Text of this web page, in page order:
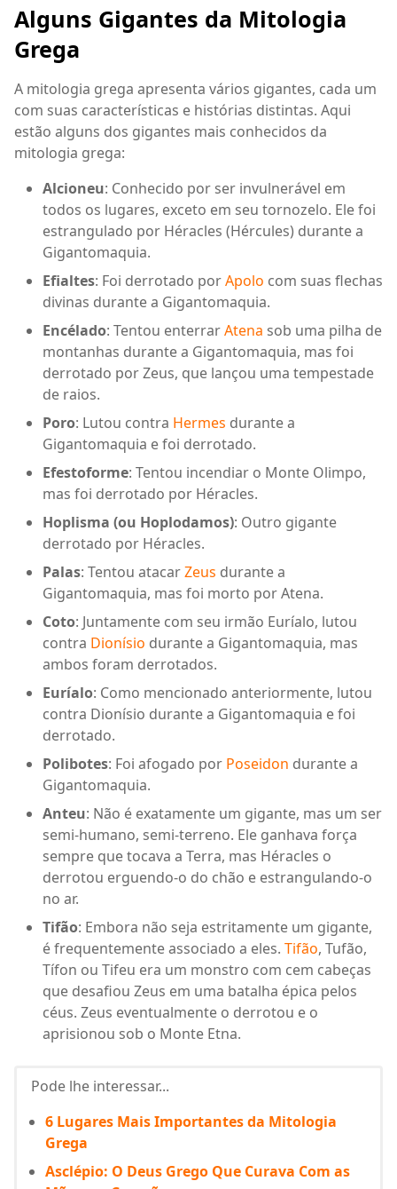
Alguns Gigantes da Mitologia
Grega
A mitologia grega apresenta vários gigantes, cada um
com suas características e histórias distintas. Aqui
estão alguns dos gigantes mais conhecidos da
mitologia grega:
Alcioneu: Conhecido por ser invulnerável em
todos os lugares, exceto em seu tornozelo. Ele foi
estrangulado por Héracles (Hércules) durante a
Gigantomaquia.
Efialtes: Foi derrotado porApolo com suas flechas
divinas durante a Gigantomaquia.
Encélado: Tentou enterrarAtena sob uma pilha de
montanhas durante a Gigantomaquia, mas foi
derrotado por Zeus, que lançou uma tempestade
de raios.
Poro: Lutou contra Hermes durante a
Gigantomaquia e foi derrotado.
Efestoforme: Tentou incendiar o Monte Olimpo,
mas foi derrotado por Héracles.
Hoplisma (ou Hoplodamos): Outro gigante
derrotado por Héracles.
Palas: Tentou atacarZeus durante a
Gigantomaquia, mas foi morto por Atena.
Coto: Juntamente com seu irmão Euríalo, lutou
contra Dionísio durante a Gigantomaquia, mas
ambos foram derrotados.
Euríalo: Como mencionado anteriormente, lutou
contra Dionísio durante a Gigantomaquia e foi
derrotado.
Polibotes: Foi afogado por Poseidon durante a
Gigantomaquia.
Anteu: Não é exatamente um gigante, mas um ser
semi-humano, semi-terreno. Ele ganhava força
sempre que tocava a Terra, mas Héracles o
derrotou erguendo-o do chão e estrangulando-o
no ar.
Tifão: Embora não seja estritamente um gigante,
é frequentemente associado a eles. Tifão, Tufão,
Tífon ou Tifeu era um monstro com cem cabeças
que desafiou Zeus em uma batalha épica pelos
céus. Zeus eventualmente o derrotou e o
aprisionou sob o Monte Etna.
Pode lhe interessar...
6 Lugares Mais Importantes da Mitologia
Grega
Asclépio: O Deus Grego Que Curava Com as